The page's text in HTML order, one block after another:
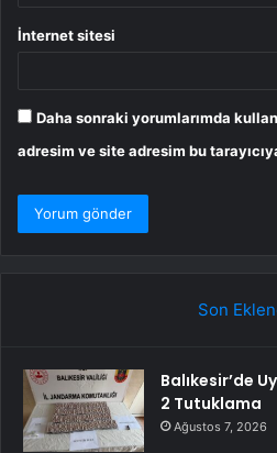
İnternet sitesi
Daha sonraki yorumlarımda
adresim ve site adresim bu
Son
Balıkesir’de
2 Tutuklama
Ağustos 7, 2026